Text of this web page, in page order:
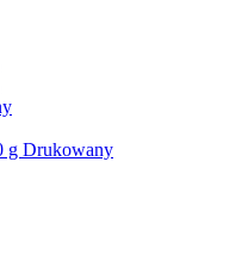
g Drukowany